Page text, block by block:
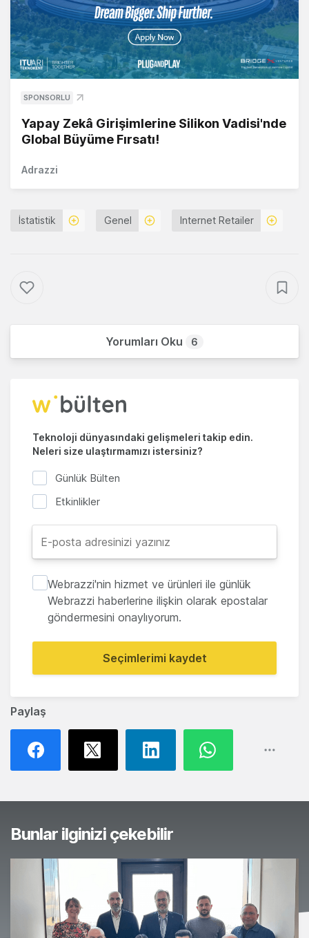
Paylaş
SPONSORLU
Yapay Zekâ Girişimlerine Silikon Vadisi'nde
Global Büyüme Fırsatı!
Adrazzi
İstatistik Genel Internet Retailer
Yorumları Oku 6
Teknoloji dünyasındaki gelişmeleri takip edin.
Neleri size ulaştırmamızı istersiniz?
Günlük Bülten
Etkinlikler
Webrazzi'nin hizmet ve ürünleri ile günlük
Webrazzi haberlerine ilişkin olarak epostalar
göndermesini onaylıyorum.
Seçimlerimi kaydet
Bunlar ilginizi çekebilir